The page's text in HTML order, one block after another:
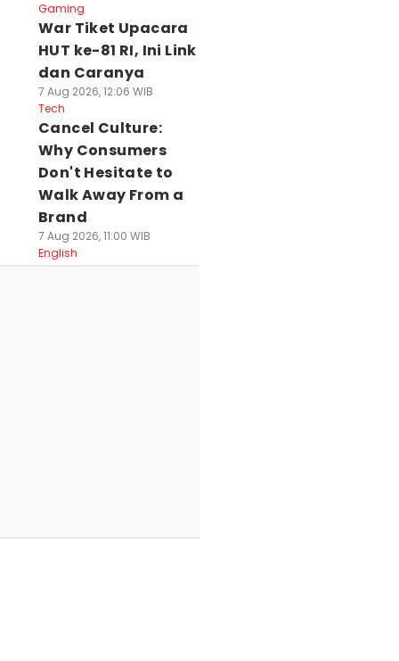
Gaming
War Tiket Upacara
HUT ke-81 RI, Ini Link
dan Caranya
7 Aug 2026, 12:06 WIB
Tech
Cancel Culture:
Why Consumers
Don't Hesitate to
Walk Away From a
Brand
7 Aug 2026, 11:00 WIB
English